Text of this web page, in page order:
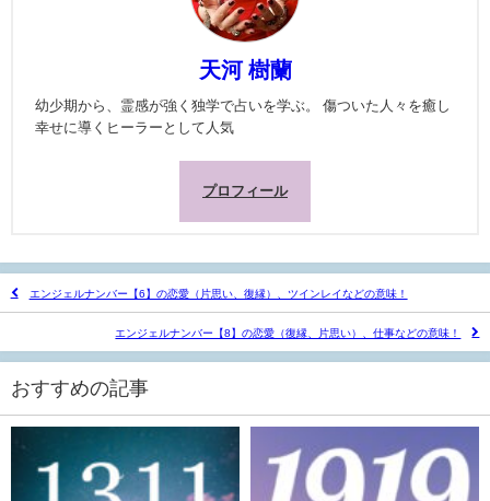
天河 樹蘭
幼少期から、霊感が強く独学で占いを学ぶ。 傷ついた人々を癒し
幸せに導くヒーラーとして人気
プロフィール
エンジェルナンバー【6】の恋愛（片思い、復縁）、ツインレイなどの意味！
エンジェルナンバー【8】の恋愛（復縁、片思い）、仕事などの意味！
おすすめの記事